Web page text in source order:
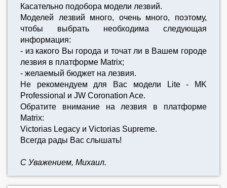
Касательно подобора модели лезвий.
Моделей лезвий много, очень много, поэтому,
чтобы выбрать необходима следующая
информация:
- из какого Вы города и точат ли в Вашем городе
лезвия в платформе Matrix;
- желаемый бюджет на лезвия.
Не рекомендуем для Вас модели Lite - MK
Professional и JW Coronation Ace.
Обратите внимание на лезвия в платформе
Matrix:
Victorias Legacy и Victorias Supreme.
Всегда рады Вас слышать!
С Уважением, Михаил.